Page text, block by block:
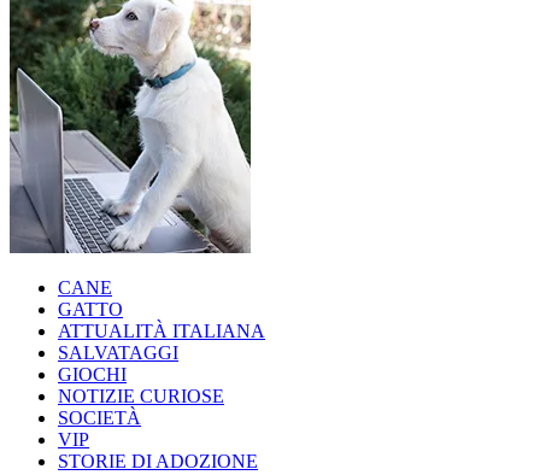
CANE
GATTO
ATTUALITÀ ITALIANA
SALVATAGGI
GIOCHI
NOTIZIE CURIOSE
SOCIETÀ
VIP
STORIE DI ADOZIONE